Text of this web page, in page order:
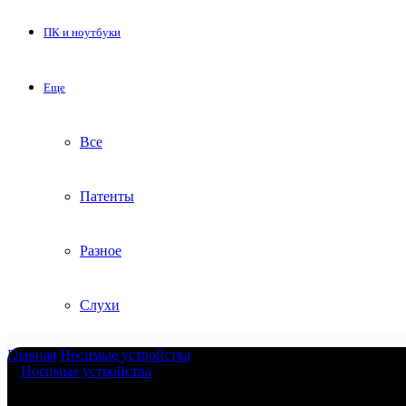
ПК и ноутбуки
Еще
Все
Патенты
Разное
Слухи
Главная Носимые устройства
Носимые устройства